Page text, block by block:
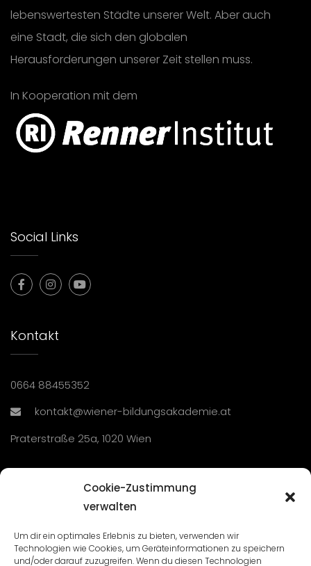
Cookie-Zustimmung
verwalten
Um dir ein optimales Erlebnis zu bieten, verwenden wir
Technologien wie Cookies, um Geräteinformationen zu speichern
und/oder darauf zuzugreifen. Wenn du diesen Technologien
lebenswertesten Städte unserer Welt. Aber auch
eine Stadt, die sich den globalen
Herausforderungen unserer Zeit stellen muss.
In Kooperation mit dem
Social Links
Kontakt
0664 88455352
kontakt@wiener-bildungsakademie.at
Praterstraße 25a, 1020 Wien
Seminare und Veranstaltungen
Lehrgänge